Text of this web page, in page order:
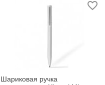
Шариковая ручка